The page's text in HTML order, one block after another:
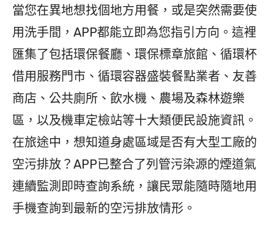
當您在異地想找個地方用餐，或是突然需要使
用洗手間，APP都能立即為您指引方向。這裡
匯集了包括環保餐廳、環保標章旅館、循環杯
借用服務門市、循環容器盛裝餐點業者、友善
商店、公共廁所、飲水機、農場及森林遊樂
區，以及機車定檢站等十大類便民設施資訊。
在旅途中，想知道身處區域是否有大型工廠的
空污排放？APP已整合了列管污染源的煙道氣
連續監測即時查詢系統，讓民眾能隨時隨地用
手機查詢到最新的空污排放情形。